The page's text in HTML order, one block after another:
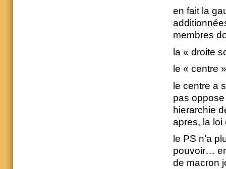
en fait la
membres
la « droite
le « centre
le centre a
pas
hierarchie
apres, la loi
le PS n’a
pouvoir…
de macron